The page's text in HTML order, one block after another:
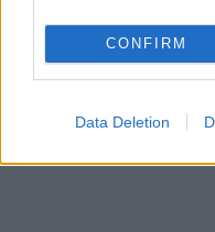
CONFIRM
Data Deletion